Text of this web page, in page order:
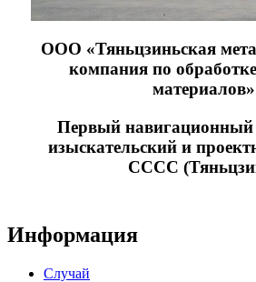
ООО «Тяньцзиньская
компания по
материалов»
Первый навигационный
изыскательский и
CCCC
Информация
Случай